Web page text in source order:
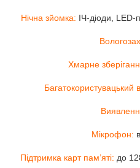
Нічна зйомка: ІЧ-діоди, LED-
Хмарне
Багатокористувацький
Мікрофон:
Підтримка карт пам’яті: до